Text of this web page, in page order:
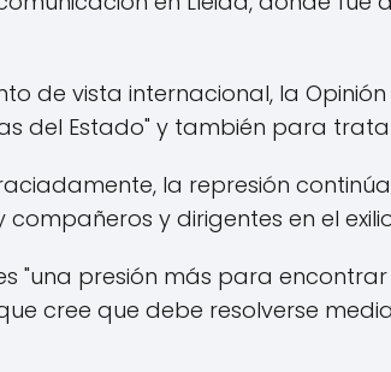
de vista internacional, la
del Estado" y también para
la represión
y dirigentes en el
"una presión más para
cree que debe resolverse